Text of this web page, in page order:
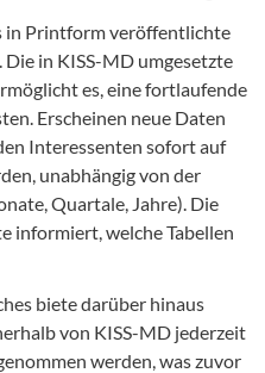
in Printform veröffentlichte
in KISS-MD umgesetzte
es, eine fortlaufende
Erscheinen neue Daten
Interessenten sofort auf
unabhängig von der
Quartale, Jahre). Die
informiert, welche Tabellen
biete darüber hinaus
von KISS-MD jederzeit
werden, was zuvor